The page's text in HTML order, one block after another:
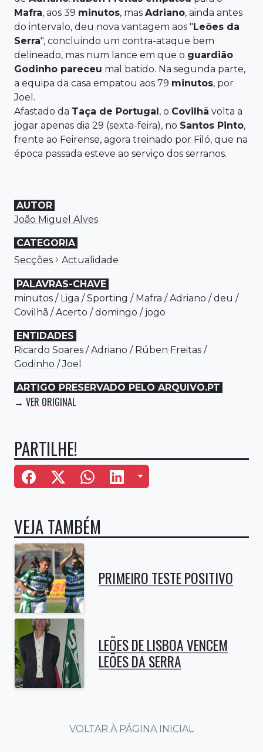
Mafra, aos 39 minutos, mas Adriano, ainda antes
do intervalo, deu nova vantagem aos " Leões da
Serra", concluindo um contra-ataque bem
delineado, mas num lance em que o guardião
Godinho pareceu mal batido. Na segunda parte,
a equipa da casa empatou aos 79 minutos, por
Joel.
Afastado da Taça de Portugal , o Covilhã volta a
jogar apenas dia 29 (sexta-feira), no Santos Pinto,
frente ao Feirense, agora treinado por Filó, que na
época passada esteve ao serviço dos serranos.
AUTOR
João Miguel Alves
CATEGORIA
Secções › Actualidade
PALAVRAS-CHAVE
minutos / Liga / Sporting / Mafra / Adriano / deu /
Covilhã / Acerto / domingo / jogo
ENTIDADES
Ricardo Soares / Adriano / Rúben Freitas /
Godinho /Joel
ARTIGO PRESERVADO PELO ARQUIVO.PT
→ VER ORIGINAL
PARTILHE!
Mais Opções
VEJA TAMBÉM
PRIMEIRO TESTE POSITIVO
LEÕES DE LISBOA VENCEM
LEÕES DA SERRA
VOLTAR À PÁGINA INICIAL